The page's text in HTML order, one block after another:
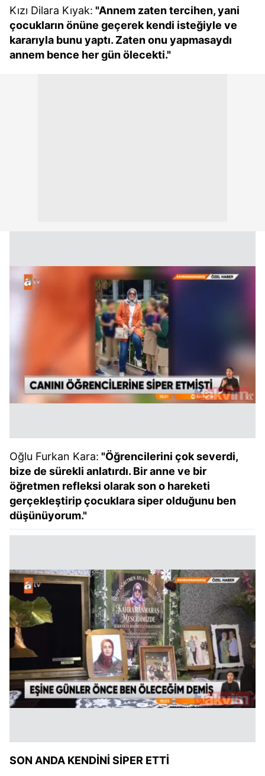
Kızı Dilara Kıyak: "Annem zaten tercihen, yani
çocukların önüne geçerek kendi isteğiyle ve
kararıyla bunu yaptı. Zaten onu yapmasaydı
annem bence her gün ölecekti."
Oğlu Furkan Kara: "Öğrencilerini çok severdi,
bize de sürekli anlatırdı. Bir anne ve bir
öğretmen refleksi olarak son o hareketi
gerçekleştirip çocuklara siper olduğunu ben
düşünüyorum."
SON ANDA KENDİNİ SİPER ETTİ